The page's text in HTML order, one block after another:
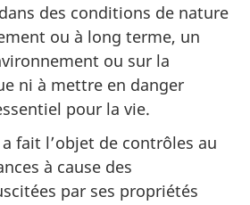
des conditions de nature
ou à long terme, un
ou sur la
ni à mettre en danger
pour la vie.
fait l’objet de contrôles au
à cause des
par ses propriétés